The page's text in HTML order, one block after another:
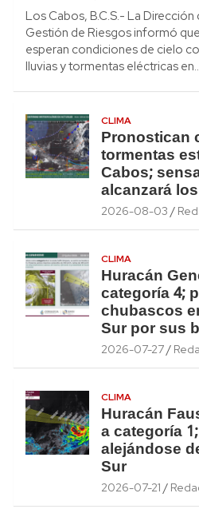
Los Cabos, B.C.S.- La
Gestión de Riesgos informó
esperan condiciones de cielo
lluvias y tormentas eléctricas
CLIMA
Pronostican
tormentas
Cabos;
alcanzará los
2026-08-03
CLIMA
Huracán
categoría 4;
chubascos
Sur por sus
2026-07-27
CLIMA
Huracán
a categoría
alejándose
Sur
2026-07-21